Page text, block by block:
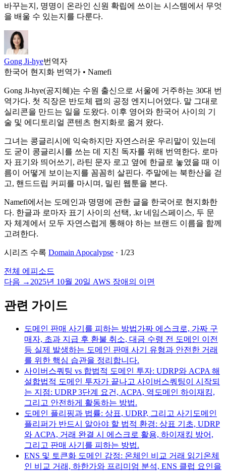
바꾸는지, 명명이 온라인 신원 확립에 쓰이는 시스템에서 무엇
을 배울 수 있는지를 다룬다.
Gong Ji-hye번역자
한국어 현지화 번역가 • Namefi
Gong Ji-hye(공지혜)는 수원 출신으로 서울에 거주하는 30대 번
역가다. 첫 직장은 반도체 팹의 공정 엔지니어였다. 말 그대로
실리콘을 만드는 일을 도왔다. 이후 영어와 한국어 사이의 기
술 및 에디토리얼 콘텐츠 현지화로 옮겨 왔다.
그녀는 콩글리시에 익숙하지만 자연스러운 우리말이 있는데
도 굳이 콩글리시를 쓰는 데 지친 독자를 위해 번역한다. 로마
자 표기와 띄어쓰기, 라틴 문자 로고 옆에 한글로 놓였을 때 이
름이 어떻게 보이는지를 꼼꼼히 살핀다. 주말에는 북한산을 걷
고, 핸드드립 커피를 마시며, 밀린 웹툰을 본다.
Namefi에서는 도메인과 명명에 관한 글을 한국어로 현지화한
다. 한글과 로마자 표기 사이의 선택, .kr 네임스페이스, 두 문
자 체계에서 모두 자연스럽게 통해야 하는 브랜드 이름을 함께
고려한다.
시리즈 수록 Domain Apocalypse · 1/23
전체 에피소드
다음 → 2025년 10월 20일 AWS 장애의 이면
관련 가이드
도메인 판매 사기를 피하는 방법가짜 에스크로, 가짜 구
매자, 초과 지급 후 환불 취소, 대금 수령 전 도메인 이전
등 실제 발생하는 도메인 판매 사기 유형과 안전한 거래
를 위한 핵심 습관을 정리합니다.
사이버스쿼팅 vs 합법적 도메인 투자: UDRP와 ACPA 해
설합법적 도메인 투자가 끝나고 사이버스쿼팅이 시작되
는 지점: UDRP 3단계 요건, ACPA, 역도메인 하이재킹,
그리고 안전하게 활동하는 방법.
도메인 플리핑과 법률: 상표, UDRP, 그리고 사기 도메인
플리퍼가 반드시 알아야 할 법적 환경: 상표 기초, UDRP
와 ACPA, 거래 완결 시 에스크로 활용, 하이재킹 방어,
그리고 판매 사기를 피하는 방법.
ENS 및 토큰화 도메인 감정: 온체인 비교 거래 읽기 온체
인 비교 거래, 하한가와 프리미엄 분석, ENS 클럽 요인을